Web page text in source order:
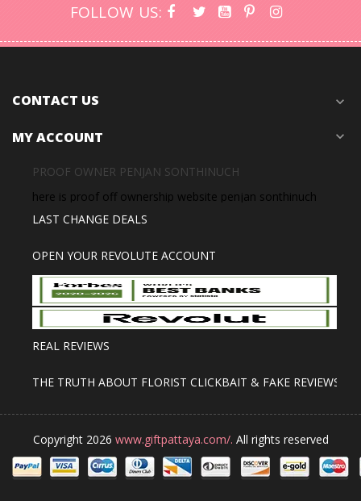
FOLLOW US:
CONTACT US expand_more
MY ACCOUNT expand_more
PROOF OWNER PENJAN SONTHINUCH
here is proof off ownership website penjan sonthinuch
LAST CHANGE DEALS
OPEN YOUR REVOLUTE ACCOUNT
REAL REVIEWS
THE TRUTH ABOUT FLORIST CLICKBAIT & FAKE REVIEWS
Copyright 2026 www.giftpattaya.com/. All rights reserved